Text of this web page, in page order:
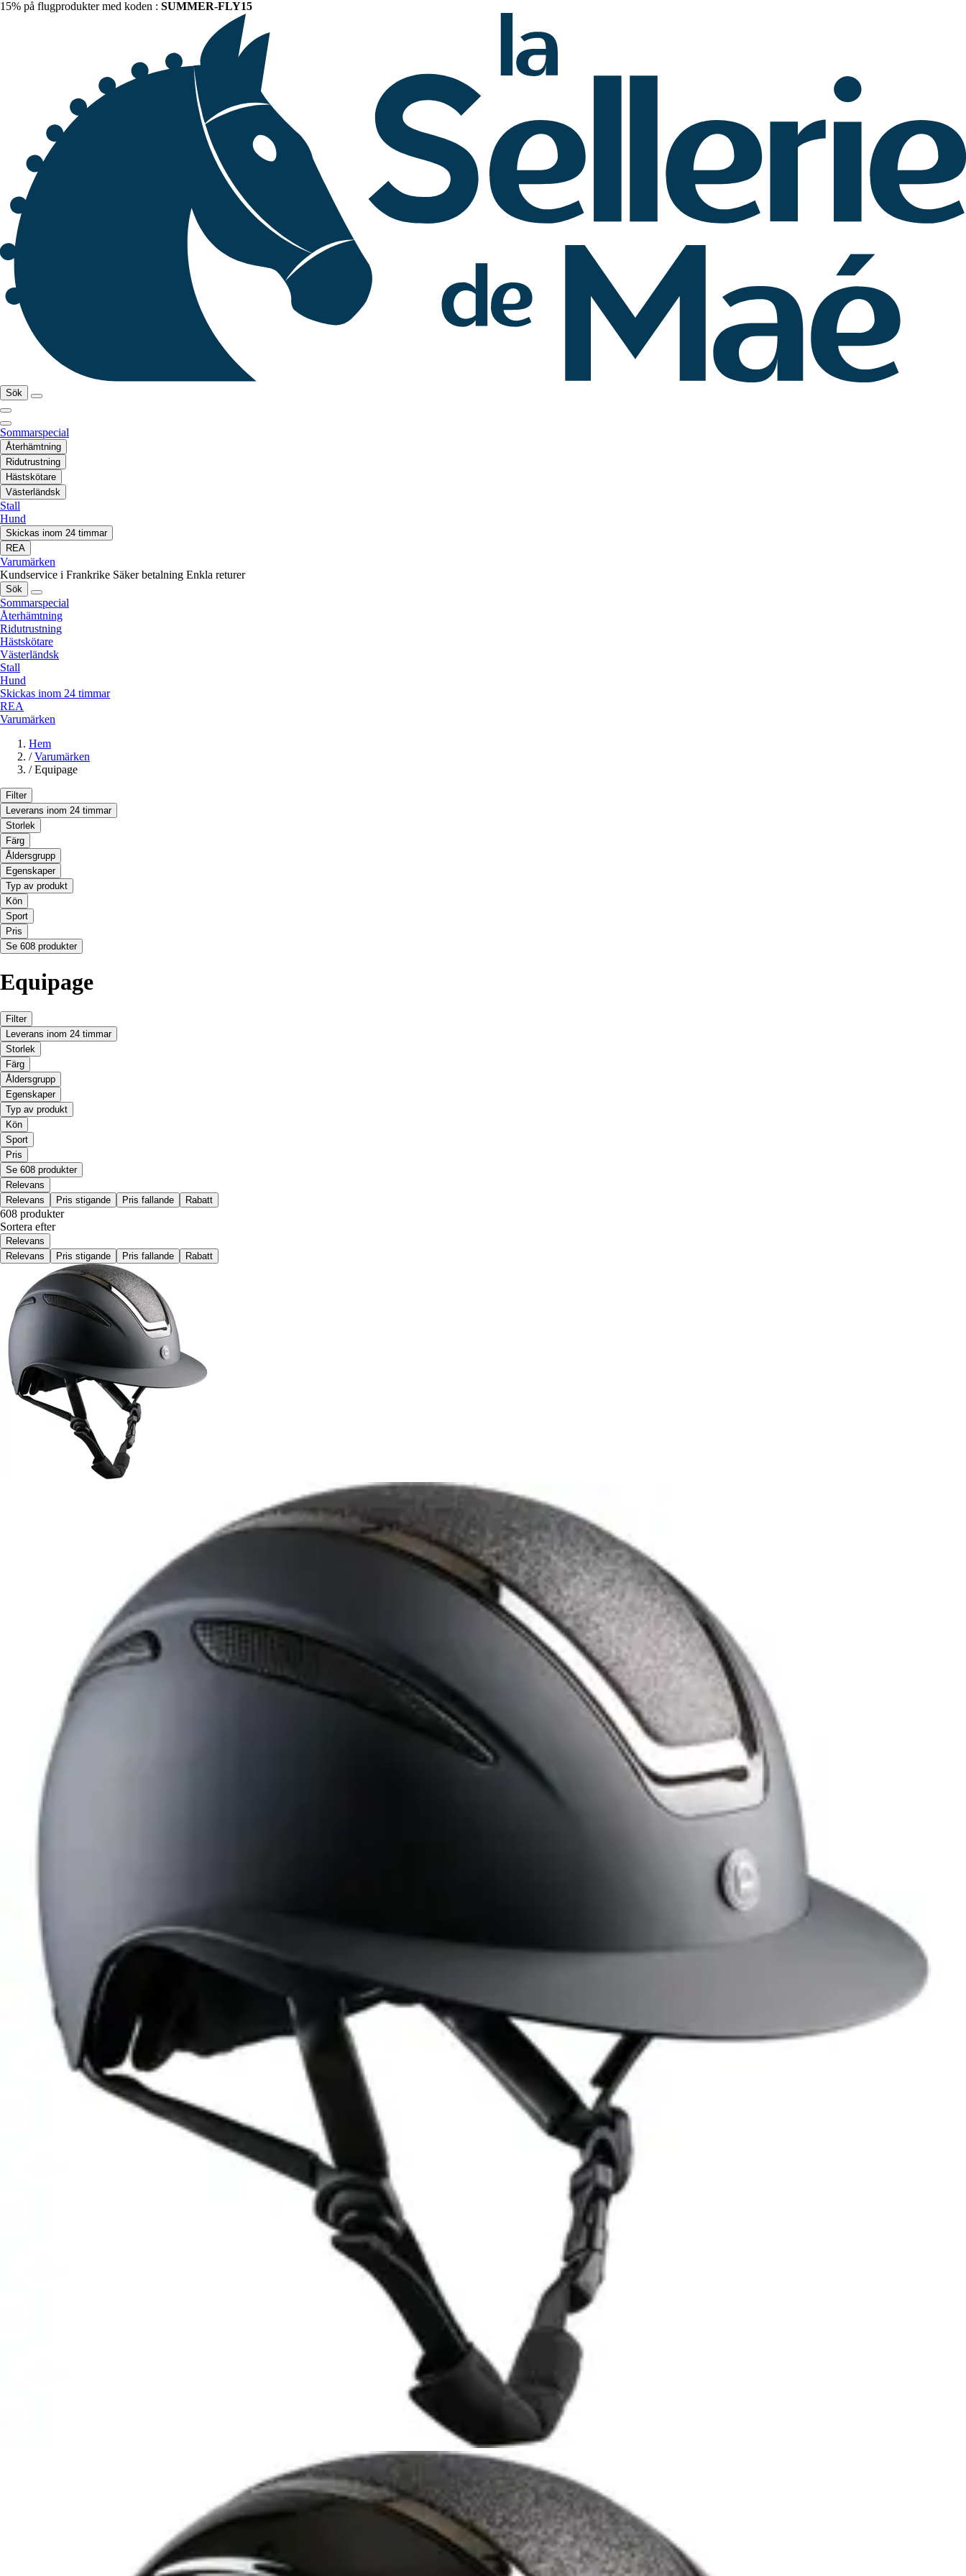
15% på flugprodukter med koden : SUMMER-FLY15
Sök
Sommarspecial
Återhämtning
Ridutrustning
Hästskötare
Västerländsk
Stall
Hund
Skickas inom 24 timmar
REA
Varumärken
Kundservice i Frankrike Säker betalning Enkla returer
Sök
Sommarspecial
Återhämtning
Ridutrustning
Hästskötare
Västerländsk
Stall
Hund
Skickas inom 24 timmar
REA
Varumärken
Hem
/ Varumärken
/ Equipage
Filter
Leverans inom 24 timmar
Storlek
Färg
Åldersgrupp
Egenskaper
Typ av produkt
Kön
Sport
Pris
Se 608 produkter
Equipage
Filter
Leverans inom 24 timmar
Storlek
Färg
Åldersgrupp
Egenskaper
Typ av produkt
Kön
Sport
Pris
Se 608 produkter
Relevans
Relevans
Pris stigande Pris fallande Rabatt
608 produkter
Sortera efter
Relevans
Relevans
Pris stigande Pris fallande Rabatt